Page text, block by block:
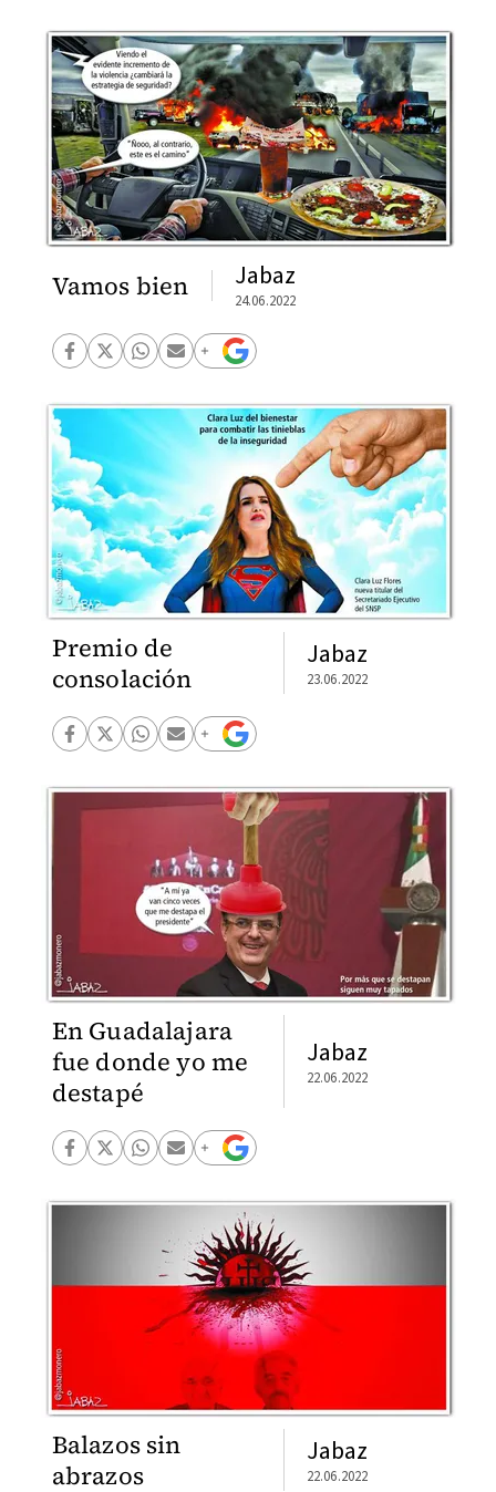
Vamos bien Jabaz
24.06.2022
Premio de
consolación
Jabaz
23.06.2022
En Guadalajara
fue donde yo me
destapé
Jabaz
22.06.2022
Balazos sin
abrazos
Jabaz
22.06.2022